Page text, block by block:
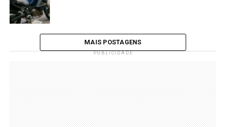
MAIS POSTAGENS
PUBLICIDADE